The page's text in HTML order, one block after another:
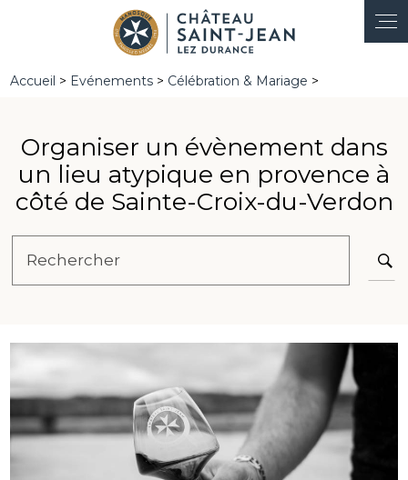
Accueil > Evénements > Célébration & Mariage >
Organiser un évènement dans
un lieu atypique en provence à
côté de Sainte-Croix-du-Verdon
Rechercher
Panneau de gestion des cookies